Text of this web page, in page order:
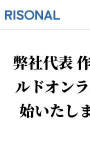
弊社代表
ルドオン
始いたし